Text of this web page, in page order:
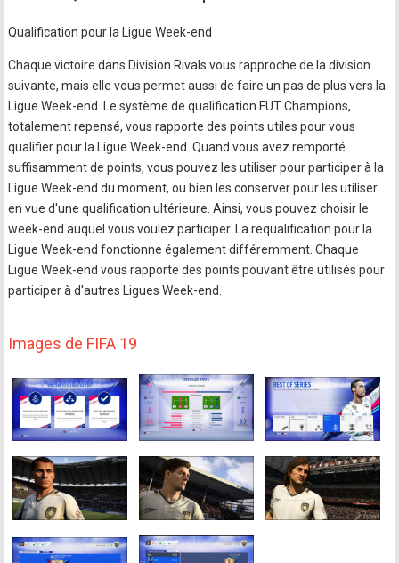
Qualification pour la Ligue Week-end
Chaque victoire dans Division Rivals vous rapproche de la division
suivante, mais elle vous permet aussi de faire un pas de plus vers la
Ligue Week-end. Le système de qualification FUT Champions,
totalement repensé, vous rapporte des points utiles pour vous
qualifier pour la Ligue Week-end. Quand vous avez remporté
suffisamment de points, vous pouvez les utiliser pour participer à la
Ligue Week-end du moment, ou bien les conserver pour les utiliser
en vue d'une qualification ultérieure. Ainsi, vous pouvez choisir le
week-end auquel vous voulez participer. La requalification pour la
Ligue Week-end fonctionne également différemment. Chaque
Ligue Week-end vous rapporte des points pouvant être utilisés pour
participer à d'autres Ligues Week-end.
Images de FIFA 19